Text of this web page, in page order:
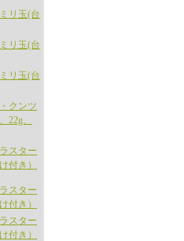
リ玉(台
リ玉(台
リ玉(台
クンツ
22g、
スター
付き）
スター
付き）
スター
付き）